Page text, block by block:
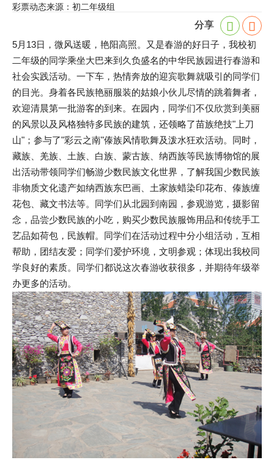
彩票动态来源：初二年级组
分享
5月13日，微风送暖，艳阳高照。又是春游的好日子，我校初
二年级的同学乘坐大巴来到久负盛名的中华民族园进行春游和
社会实践活动。一下车，热情奔放的迎宾歌舞就吸引的同学们
的目光。身着各民族艳丽服装的姑娘小伙儿尽情的跳着舞者，
欢迎清晨第一批游客的到来。在园内，同学们不仅欣赏到美丽
的风景以及风格独特多民族的建筑，还领略了苗族绝技"上刀
山"；参与了"彩云之南"傣族风情歌舞及泼水狂欢活动。同时，
藏族、羌族、土族、白族、蒙古族、纳西族等民族博物馆的展
出活动带领同学们畅游少数民族文化世界，了解我国少数民族
非物质文化遗产如纳西族东巴画、土家族蜡染印花布、傣族缠
花包、藏文书法等。同学们从北园到南园，参观游览，摄影留
念，品尝少数民族的小吃，购买少数民族服饰用品和传统手工
艺品如荷包，民族帽。同学们在活动过程中分小组活动，互相
帮助，团结友爱；同学们爱护环境，文明参观；体现出我校同
学良好的素质。同学们都说这次春游收获很多，并期待年级举
办更多的活动。